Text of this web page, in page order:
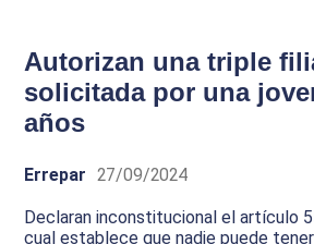
Autorizan una triple
solicitada por una
años
Errepar 27/09/2024
Declaran inconstitucional el artículo
cual establece que nadie puede